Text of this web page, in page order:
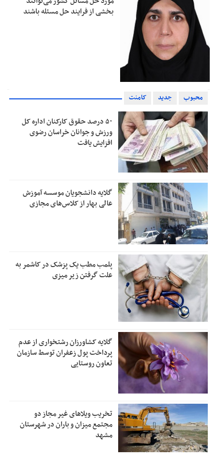
بخشی از فرایند حل مسئله باشند
محبوب جدید کامنت
۵۰ درصد حقوق کارکنان اداره کل
ورزش و جوانان خراسان رضوی
افزایش یافت
گلایه دانشجویان موسسه آموزش
عالی بهار از کلاس‌های مجازی
پلمب مطب یک پزشک در کاشمر به
علت گرفتن زیر میزی
گلایه کشاورزان رشتخواری از عدم
پرداخت پول زعفران توسط سازمان
تعاون روستایی
تخریب ویلاهای غیر مجاز دو
مجتمع میزان و باران در شهرستان
مشهد